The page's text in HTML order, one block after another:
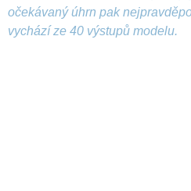
očekávaný úhrn pak
vychází ze 40 výstupů modelu.